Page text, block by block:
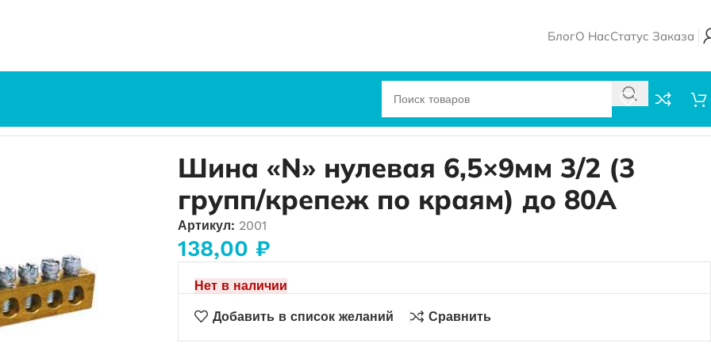
БлогО НасСтатус Заказа
Шина «N» нулевая 6,5×9мм 3/2 (3
групп/крепеж по краям) до 80А
Артикул: 2001
138,00 ₽
Нет в наличии
Добавить в список желаний Сравнить